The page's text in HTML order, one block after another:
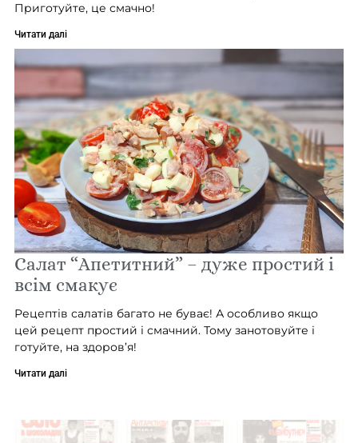
Приготуйте, це смачно!
Читати далі
Салат “Апетитний” – дуже простий і
всім смакує
Рецептів салатів багато не буває! А особливо якщо
цей рецепт простий і смачний. Тому занотовуйте і
готуйте, на здоров’я!
Читати далі